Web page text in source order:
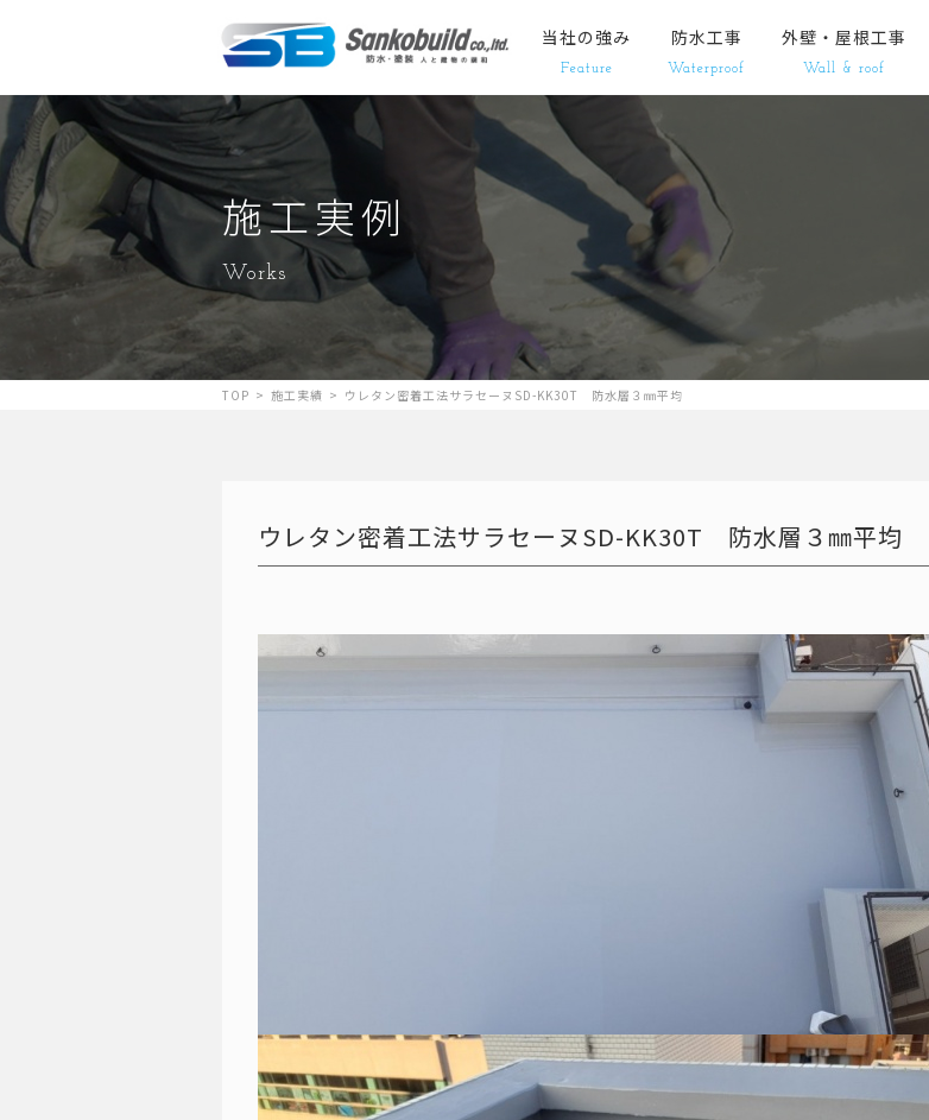
当社の強み
Feature
防水工事
Waterproof
外壁・屋根工事
Wall & roof
施工実例
Works
TOP > 施工実績 > ウレタン密着工法サラセーヌSD-KK30T 防水層３㎜平均
ウレタン密着工法サラセーヌSD-KK30T 防水層３㎜平均